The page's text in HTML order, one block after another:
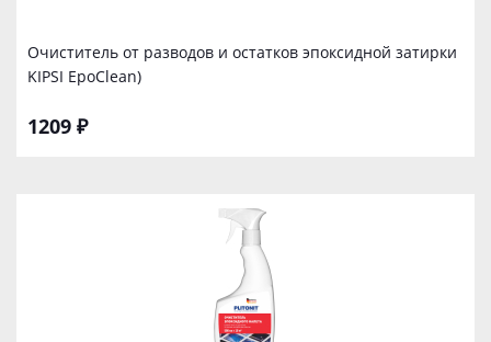
Очиститель от разводов и остатков эпоксидной затирки
KIPSI EpoClean)
1209 ₽